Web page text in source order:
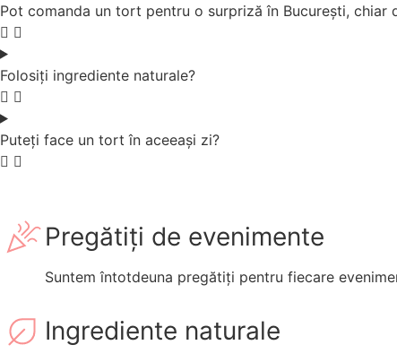
Pot comanda un tort pentru o surpriză în București, chiar
Folosiți ingrediente naturale?
Puteți face un tort în aceeași zi?
Pregătiți de evenimente
Suntem întotdeuna pregătiți pentru fiecare
Ingrediente naturale